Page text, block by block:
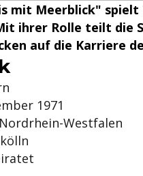
mit Meerblick" spielt
ihrer Rolle teilt die
auf die Karriere
1971
Westfalen